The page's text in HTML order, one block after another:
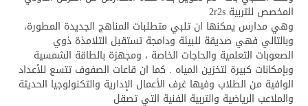
المخصص للتربية 2r2s
وهي مدارس يمكنها ان تلبي متطلبات المناهج الجديدة المطورة،
وبالتالي فهي صديقة للبيئة ودامجة تستقبل التلامذة ذوي
الصعوبات التعلمية والحاجات الخاصة ، ومجهزة بالطاقة الشمسية
وبإمكانات كبيرة لتخزين المياه . كما ان قاعات الصفوف تتسع للأعداد
الوافية من الطلاب وفيها غرف الأعمال الإدارية والتكنولوجيا الحديثة
والملاعب الرياضية والتربية الفنية التي تصقل